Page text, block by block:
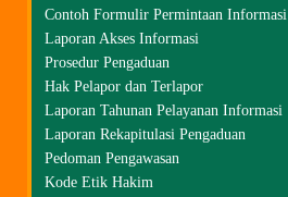
Contoh Formulir Permintaan Informasi
Laporan Akses Informasi
Prosedur Pengaduan
Hak Pelapor dan Terlapor
Laporan Tahunan Pelayanan Informasi
Laporan Rekapitulasi Pengaduan
Pedoman Pengawasan
Kode Etik Hakim